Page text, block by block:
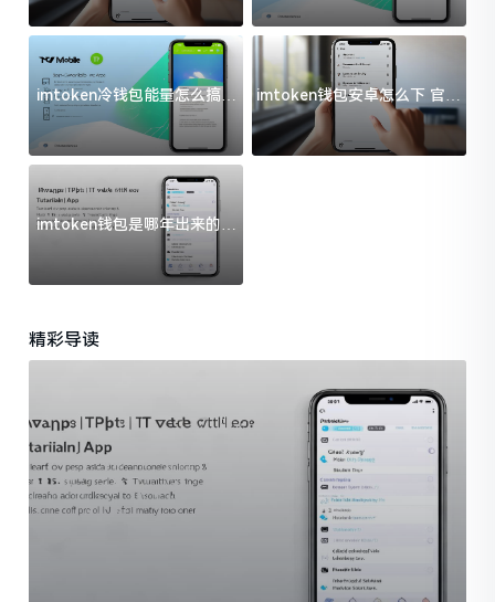
imtoken冷钱包能量怎么搞？
过来人告诉你门道
imtoken钱包安卓怎么下 官方
渠道避坑指南
imtoken钱包是哪年出来的？
一文给你说清楚
精彩导读